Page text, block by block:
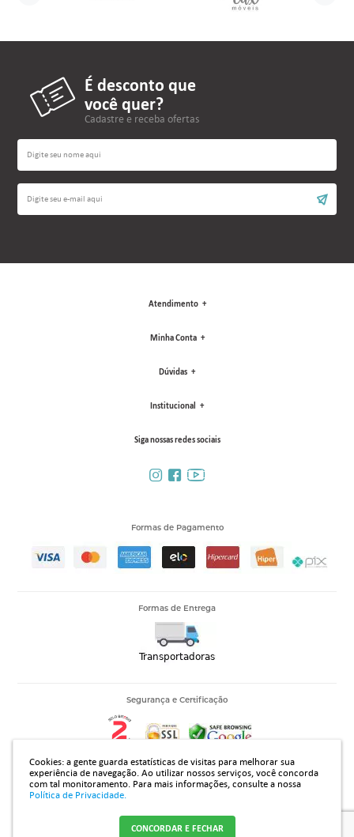
Cookies: a gente guarda estatísticas de visitas para melhorar sua
experiência de navegação. Ao utilizar nossos serviços, você concorda
com tal monitoramento. Para mais informações, consulte a nossa
Política de Privacidade.
CONCORDAR E FECHAR
É desconto que
você quer?
Cadastre e receba ofertas
Atendimento
Minha Conta
Dúvidas
Institucional
Siga nossas redes sociais
Formas de Pagamento
Formas de Entrega
Segurança e Certificação
14.313.394/0001-42 |Rua João Rodrigues Gomes 2735, Jardim Regissol - Mirassol - SP - CEP 15133310